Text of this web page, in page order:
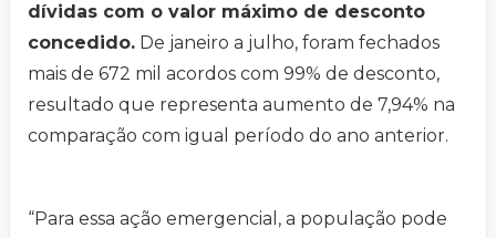
dívidas com o valor máximo de desconto
concedido. De janeiro a julho, foram fechados
mais de 672 mil acordos com 99% de desconto,
resultado que representa aumento de 7,94% na
comparação com igual período do ano anterior.
“Para essa ação emergencial, a população pode